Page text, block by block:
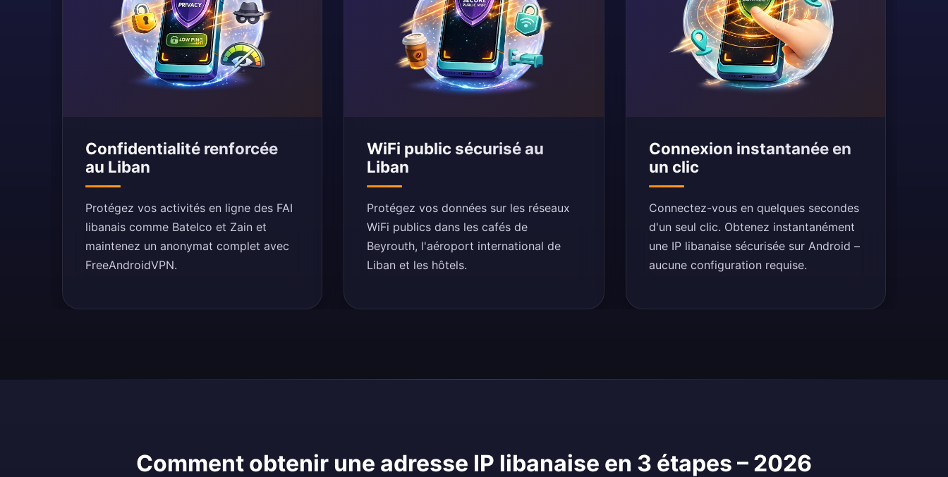
Confidentialité renforcée
au Liban
Protégez vos activités en ligne des FAI
libanais comme Batelco et Zain et
maintenez un anonymat complet avec
FreeAndroidVPN.
WiFi public sécurisé au
Liban
Protégez vos données sur les réseaux
WiFi publics dans les cafés de
Beyrouth, l'aéroport international de
Liban et les hôtels.
Connexion instantanée en
un clic
Connectez-vous en quelques secondes
d'un seul clic. Obtenez instantanément
une IP libanaise sécurisée sur Android –
aucune configuration requise.
Comment obtenir une adresse IP libanaise en 3 étapes – 2026